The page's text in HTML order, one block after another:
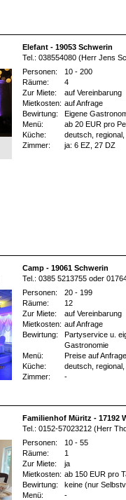
Elefant - 19053 Schwerin
Tel.: 038554080 (Herr Jens
Personen:
10 - 200
Räume:
4
Zur Miete:
auf Vereinbarung
Mietkosten: auf Anfrage
Bewirtung:
Eigene
Menü:
ab 20 EUR pro
Küche:
deutsch,
Zimmer:
ja: 6 EZ , 27 DZ
Camp - 19061 Schwerin
Tel.: 0385 5213755 oder
Personen:
20 - 199
Räume:
12
Zur Miete:
auf Vereinbarung
Mietkosten: auf Anfrage
Bewirtung:
Partyservice u.
Gastronomie
Menü:
Preise auf Anfrage
Küche:
deutsch,
Zimmer:
-
Familienhof Müritz - 17192
Tel.: 0152-57023212 (Herr
Personen:
10 - 55
Räume:
1
Zur Miete:
ja
Mietkosten: ab 150 EUR pro
Bewirtung:
keine (nur
Menü:
-